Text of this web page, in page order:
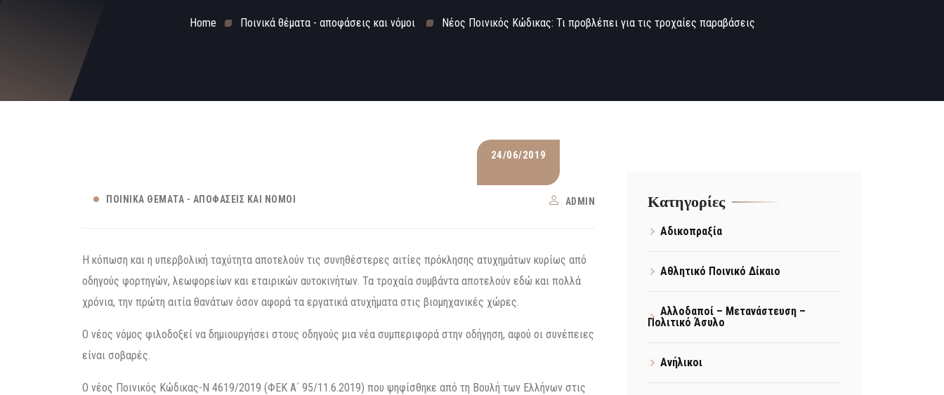
Home Ποινικά θέματα - αποφάσεις και νόμοι Νέος Ποινικός Κώδικας: Τι προβλέπει για τις τροχαίες παραβάσεις
24/06/2019
ΠΟΙΝΙΚΆ ΘΈΜΑΤΑ - ΑΠΟΦΆΣΕΙΣ ΚΑΙ ΝΌΜΟΙ ADMIN
Η κόπωση και η υπερβολική ταχύτητα αποτελούν τις συνηθέστερες αιτίες πρόκλησης ατυχημάτων κυρίως από
οδηγούς φορτηγών, λεωφορείων και εταιρικών αυτοκινήτων. Τα τροχαία συμβάντα αποτελούν εδώ και πολλά
χρόνια, την πρώτη αιτία θανάτων όσον αφορά τα εργατικά ατυχήματα στις βιομηχανικές χώρες.
Ο νέος νόμος φιλοδοξεί να δημιουργήσει στους οδηγούς μια νέα συμπεριφορά στην οδήγηση, αφού οι συνέπειες
είναι σοβαρές.
Ο νέος Ποινικός Κώδικας-Ν 4619/2019 (ΦΕΚ Α΄ 95/11.6.2019) που ψηφίσθηκε από τη Βουλή των Ελλήνων στις
Kατηγορίες
Αδικοπραξία
Αθλητικό Ποινικό Δίκαιο
Αλλοδαποί – Μετανάστευση –
Πολιτικό Άσυλο
Ανήλικοι